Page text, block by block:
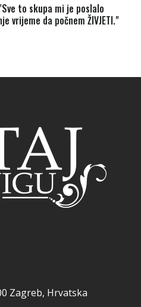
to skupa mi je poslalo
vrijeme da počnem ŽIVJETI."
Zagreb, Hrvatska